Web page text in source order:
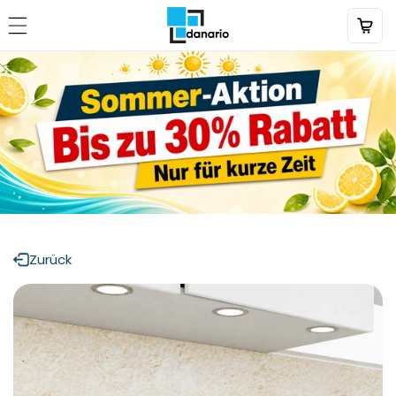
zum
Inhalt
Zurück